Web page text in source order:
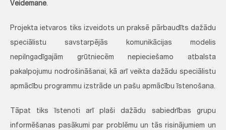
Veidemane.
Projekta ietvaros tiks izveidots un praksē pārbaudīts dažādu
speciālistu savstarpējās komunikācijas modelis
nepilngadīgajām grūtniecēm nepieciešamo atbalsta
pakalpojumu nodrošināšanai, kā arī veikta dažādu speciālistu
apmācību programmu izstrāde un pašu apmācību īstenošana.
Tāpat tiks īstenoti arī plaši dažādu sabiedrības grupu
informēšanas pasākumi par problēmu un tās risinājumiem un